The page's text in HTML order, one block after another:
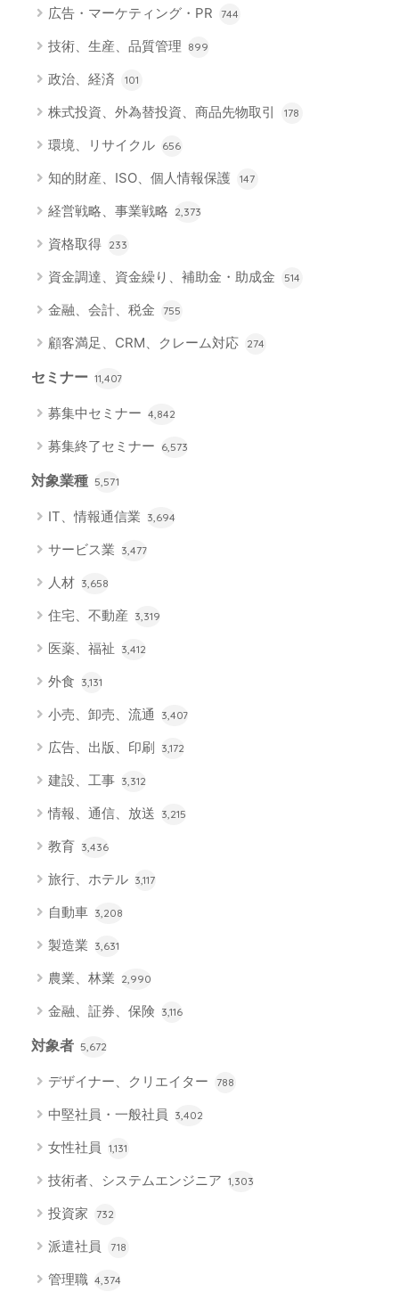
広告・マーケティング・PR 744
技術、生産、品質管理 899
政治、経済 101
株式投資、外為替投資、商品先物取引 178
環境、リサイクル 656
知的財産、ISO、個人情報保護 147
経営戦略、事業戦略 2,373
資格取得 233
資金調達、資金繰り、補助金・助成金 514
金融、会計、税金 755
顧客満足、CRM、クレーム対応 274
セミナー 11,407
募集中セミナー 4,842
募集終了セミナー 6,573
対象業種 5,571
IT、情報通信業 3,694
サービス業 3,477
人材 3,658
住宅、不動産 3,319
医薬、福祉 3,412
外食 3,131
小売、卸売、流通 3,407
広告、出版、印刷 3,172
建設、工事 3,312
情報、通信、放送 3,215
教育 3,436
旅行、ホテル 3,117
自動車 3,208
製造業 3,631
農業、林業 2,990
金融、証券、保険 3,116
対象者 5,672
デザイナー、クリエイター 788
中堅社員・一般社員 3,402
女性社員 1,131
技術者、システムエンジニア 1,303
投資家 732
派遣社員 718
管理職 4,374